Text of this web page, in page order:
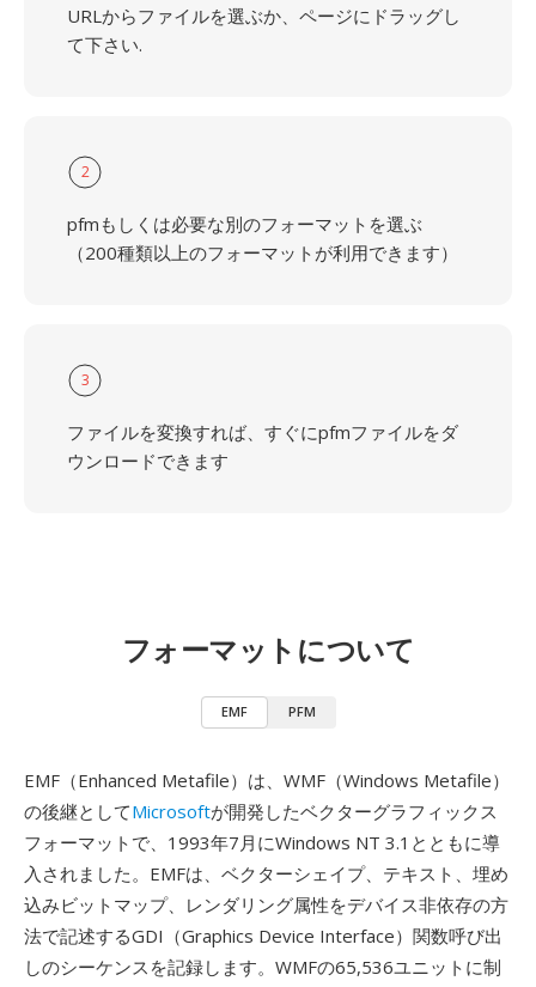
URLからファイルを選ぶか、ページにドラッグし
て下さい.
2
pfmもしくは必要な別のフォーマットを選ぶ
（200種類以上のフォーマットが利用できます）
3
ファイルを変換すれば、すぐにpfmファイルをダ
ウンロードできます
フォーマットについて
EMF PFM
EMF（Enhanced Metafile）は、WMF（Windows Metafile）
の後継としてMicrosoftが開発したベクターグラフィックス
フォーマットで、1993年7月にWindows NT 3.1とともに導
入されました。EMFは、ベクターシェイプ、テキスト、埋め
込みビットマップ、レンダリング属性をデバイス非依存の方
法で記述するGDI（Graphics Device Interface）関数呼び出
しのシーケンスを記録します。WMFの65,536ユニットに制